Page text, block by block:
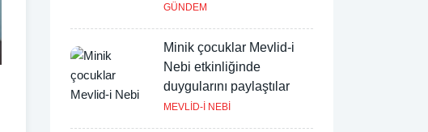
GÜNDEM
Minik çocuklar Mevlid-i
Nebi etkinliğinde
duygularını paylaştılar
MEVLİD-İ NEBİ